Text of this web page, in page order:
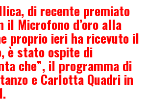
di recente premiato
il Microfono d’oro alla
proprio ieri ha ricevuto il
è stato ospite di
che”, il programma di
e Carlotta Quadri in